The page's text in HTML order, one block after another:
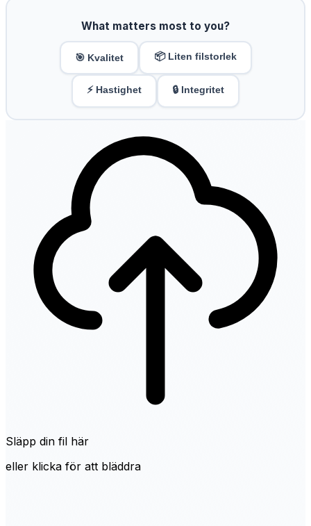
What matters most to you?
🎯 Kvalitet 📦 Liten filstorlek
⚡ Hastighet 🔒 Integritet
Släpp din fil här
eller klicka för att bläddra